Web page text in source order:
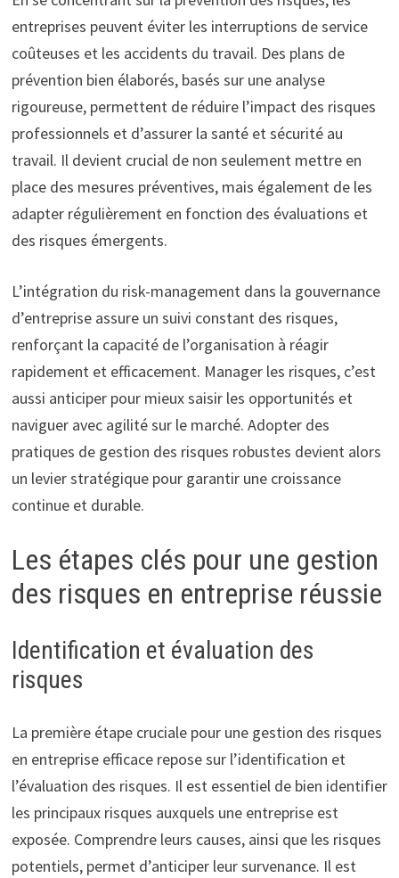
entreprises peuvent éviter les interruptions de service
coûteuses et les accidents du travail. Des plans de
prévention bien élaborés, basés sur une analyse
rigoureuse, permettent de réduire l’impact des risques
professionnels et d’assurer la santé et sécurité au
travail. Il devient crucial de non seulement mettre en
place des mesures préventives, mais également de les
adapter régulièrement en fonction des évaluations et
des risques émergents.
L’intégration du risk-management dans la gouvernance
d’entreprise assure un suivi constant des risques,
renforçant la capacité de l’organisation à réagir
rapidement et efficacement. Manager les risques, c’est
aussi anticiper pour mieux saisir les opportunités et
naviguer avec agilité sur le marché. Adopter des
pratiques de gestion des risques robustes devient alors
un levier stratégique pour garantir une croissance
continue et durable.
Les étapes clés pour une gestion
des risques en entreprise réussie
Identification et évaluation des
risques
La première étape cruciale pour une gestion des risques
en entreprise efficace repose sur l’identification et
l’évaluation des risques. Il est essentiel de bien identifier
les principaux risques auxquels une entreprise est
exposée. Comprendre leurs causes, ainsi que les risques
potentiels, permet d’anticiper leur survenance. Il est